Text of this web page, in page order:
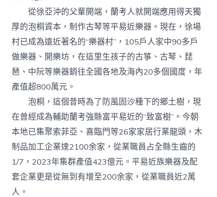
從徐亞沖的父輩開端，蘭考人就開端應用得天獨
厚的泡桐資本，制作古琴等平易近樂器。現在，徐場
村已成為遠近著名的“樂器村”，105戶人家中90多戶
做樂器、開樂坊，在這里生孩子的古箏、古琴、琵
琶、中阮等樂器銷往全國各地及海內20多個國度，年
產值超800萬元。
泡桐，這個昔時為了防風固沙種下的鄉土樹，現
在曾經成為輔助蘭考強縣富平易近的“致富樹”。今朝
本地已集聚索菲亞、喜臨門等26家家居行業龍頭，木
制品加工企業達2100余家，從業職員占全縣生齒的
1/7，2023年集群產值423億元。平易近族樂器及配
套企業更是從無到有增至200余家，從業職員近2萬
人。